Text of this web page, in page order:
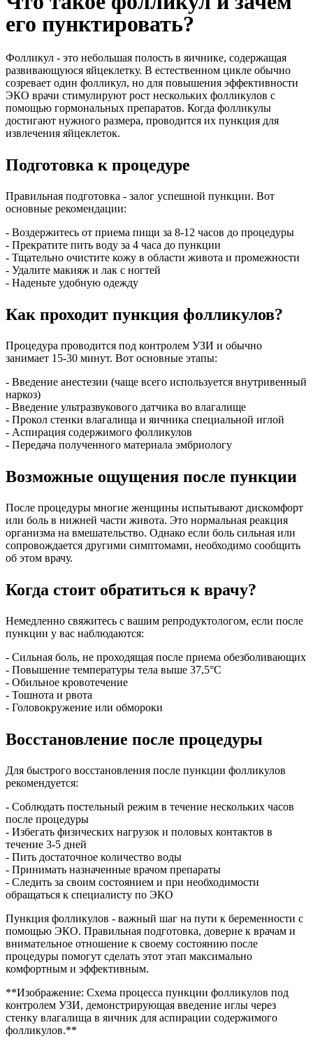
его пунктировать?
Фолликул - это небольшая полость в яичнике, содержащая
развивающуюся яйцеклетку. В естественном цикле обычно
созревает один фолликул, но для повышения эффективности
ЭКО врачи стимулируют рост нескольких фолликулов с
помощью гормональных препаратов. Когда фолликулы
достигают нужного размера, проводится их пункция для
извлечения яйцеклеток.
Подготовка к процедуре
Правильная подготовка - залог успешной пункции. Вот
основные рекомендации:
- Воздержитесь от приема пищи за 8-12 часов до процедуры
- Прекратите пить воду за 4 часа до пункции
- Тщательно очистите кожу в области живота и промежности
- Удалите макияж и лак с ногтей
- Наденьте удобную одежду
Как проходит пункция фолликулов?
Процедура проводится под контролем УЗИ и обычно
занимает 15-30 минут. Вот основные этапы:
- Введение анестезии (чаще всего используется внутривенный
наркоз)
- Введение ультразвукового датчика во влагалище
- Прокол стенки влагалища и яичника специальной иглой
- Аспирация содержимого фолликулов
- Передача полученного материала эмбриологу
Возможные ощущения после пункции
После процедуры многие женщины испытывают дискомфорт
или боль в нижней части живота. Это нормальная реакция
организма на вмешательство. Однако если боль сильная или
сопровождается другими симптомами, необходимо сообщить
об этом врачу.
Когда стоит обратиться к врачу?
Немедленно свяжитесь с вашим репродуктологом, если после
пункции у вас наблюдаются:
- Сильная боль, не проходящая после приема обезболивающих
- Повышение температуры тела выше 37,5°C
- Обильное кровотечение
- Тошнота и рвота
- Головокружение или обмороки
Восстановление после процедуры
Для быстрого восстановления после пункции фолликулов
рекомендуется:
- Соблюдать постельный режим в течение нескольких часов
после процедуры
- Избегать физических нагрузок и половых контактов в
течение 3-5 дней
- Пить достаточное количество воды
- Принимать назначенные врачом препараты
- Следить за своим состоянием и при необходимости
обращаться к специалисту по ЭКО
Пункция фолликулов - важный шаг на пути к беременности с
помощью ЭКО. Правильная подготовка, доверие к врачам и
внимательное отношение к своему состоянию после
процедуры помогут сделать этот этап максимально
комфортным и эффективным.
**Изображение: Схема процесса пункции фолликулов под
контролем УЗИ, демонстрирующая введение иглы через
стенку влагалища в яичник для аспирации содержимого
фолликулов.**